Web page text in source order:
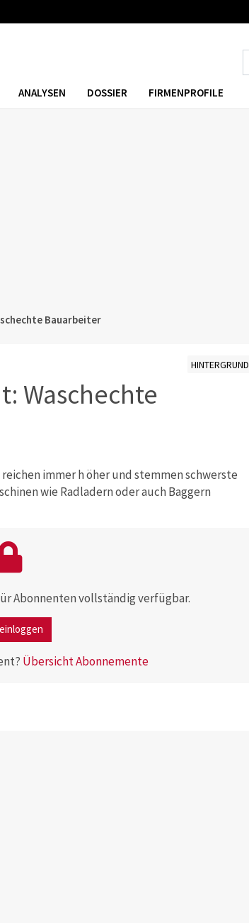
ANALYSEN DOSSIER FIRMENPROFILE
Bauarbeiter
HINTERGRUND
Waschechte
immer h­ öher und stemmen schwerste
wie Radladern oder auch Baggern
Abonnenten vollständig verfügbar.
Übersicht Abonnemente